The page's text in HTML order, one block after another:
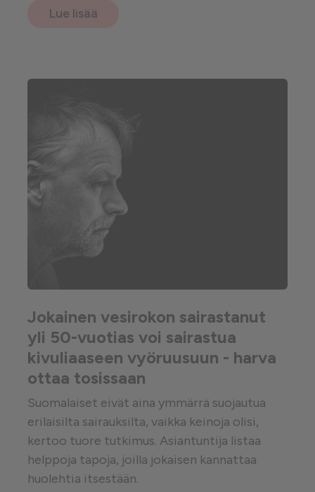
Lue lisää
Jokainen vesirokon sairastanut
yli 50-vuotias voi sairastua
kivuliaaseen vyöruusuun - harva
ottaa tosissaan
Suomalaiset eivät aina ymmärrä suojautua
erilaisilta sairauksilta, vaikka keinoja olisi,
kertoo tuore tutkimus. Asiantuntija listaa
helppoja tapoja, joilla jokaisen kannattaa
huolehtia itsestään.